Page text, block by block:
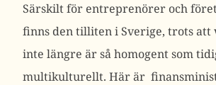
Särskilt för entreprenörer och
finns den tilliten i Sverige, trots att
inte längre är så homogent som
multikulturellt. Här är